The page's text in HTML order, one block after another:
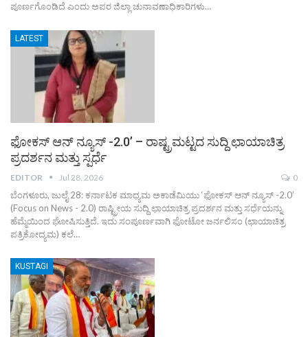
ಪೂರ್ಣಗೊಂಡಿದೆ ಎಂದು ಅಪರ ಜಿಲ್ಲಾ ಚುನಾವಣಾಧಿಕಾರಿಗಳು…
LATEST
ಫೋಕಸ್ ಆನ್ ನ್ಯೂಸ್ -2.0’ – ರಾಷ್ಟ್ರಮಟ್ಟದ ಸುದ್ದಿ ಛಾಯಾಚಿತ್ರ
ಪ್ರದರ್ಶನ ಮತ್ತು ಸ್ಪರ್ಧೆ
EDITOR Jul 28, 2026 0
ಬೆಂಗಳೂರು, ಜುಲೈ 28: ಕರ್ನಾಟಕ ಮಾಧ್ಯಮ ಅಕಾಡೆಮಿಯು ‘ಫೋಕಸ್ ಆನ್ ನ್ಯೂಸ್ -2.0’
(Focus on News - 2.0) ರಾಷ್ಟ್ರೀಯ ಸುದ್ದಿ ಛಾಯಾಚಿತ್ರ ಪ್ರದರ್ಶನ ಮತ್ತು ಸರ್ಧೆಯನ್ನು
ಹೆಮ್ಮೆಯಿಂದ ಘೋಷಿಸುತ್ತಿದೆ. ಇದು ಸಂಪೂರ್ಣವಾಗಿ ಫೋಟೋ ಜರ್ನಲಿಸಂ (ಛಾಯಾಚಿತ್ರ
ಪತ್ರಿಕೋದ್ಯಮ) ಕಲೆ…
KUSTAGI